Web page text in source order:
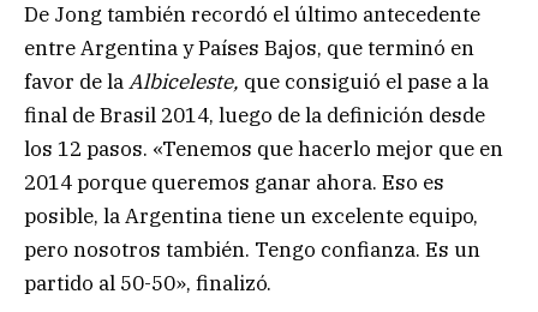
De Jong también recordó el último antecedente
entre Argentina y Países Bajos, que terminó en
favor de laAlbiceleste, que consiguió el pase a la
final de Brasil 2014, luego de la definición desde
los 12 pasos. «Tenemos que hacerlo mejor que en
2014 porque queremos ganar ahora. Eso es
posible, la Argentina tiene un excelente equipo,
pero nosotros también. Tengo confianza. Es un
partido al 50-50», finalizó.